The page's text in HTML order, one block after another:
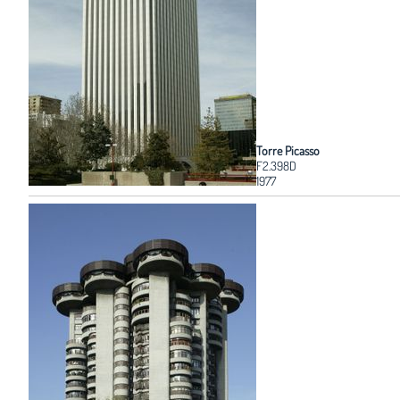
Torre Picasso
F2.398D
1977